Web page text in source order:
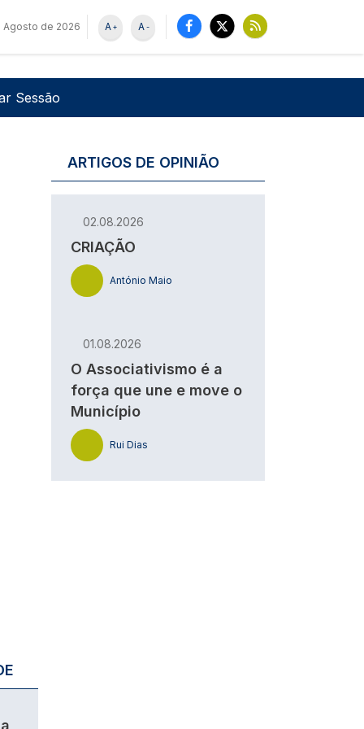
Agosto de 2026 -
A
+
A
de utilizador
Sessão
ARTIGOS DE OPINIÃO
02.08.2026
CRIAÇÃO
António Maio
01.08.2026
O Associativismo é a
força que une e move o
Município
Rui Dias